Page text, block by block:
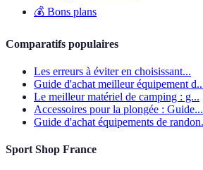
💰 Bons plans
Comparatifs populaires
Les erreurs à éviter en choisissant...
Guide d'achat meilleur équipement
Le meilleur matériel de camping : g...
Accessoires pour la plongée : Guide...
Guide d'achat équipements de
Sport Shop France